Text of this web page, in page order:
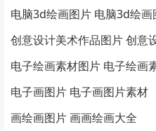
电脑3d绘画图片 电脑3d绘画
创意设计美术作品图片 创意
电子绘画素材图片 电子绘画
电子画图片 电子画图片素材
画绘画图片 画画绘画大全